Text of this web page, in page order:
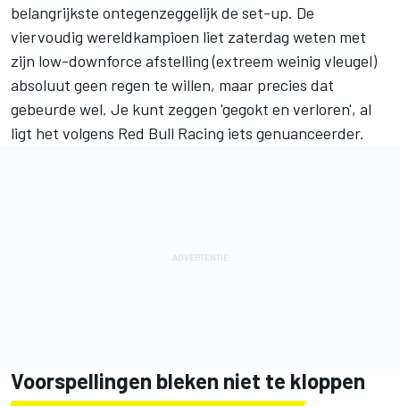
belangrijkste ontegenzeggelijk de set-up. De
viervoudig wereldkampioen liet zaterdag weten met
zijn low-downforce afstelling (extreem weinig vleugel)
absoluut geen regen te willen, maar precies dat
gebeurde wel. Je kunt zeggen 'gegokt en verloren', al
ligt het volgens Red Bull Racing iets genuanceerder.
Voorspellingen bleken niet te kloppen